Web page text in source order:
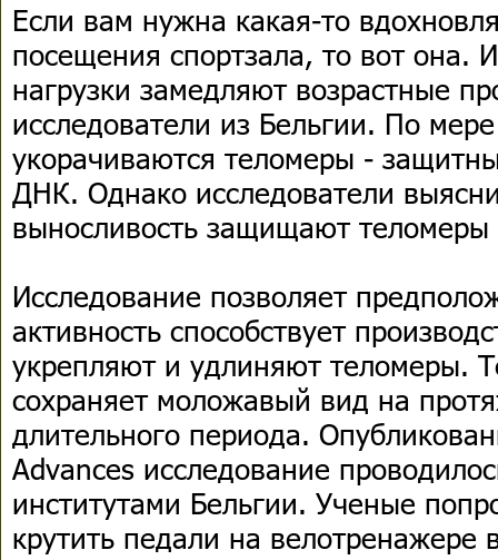
Если вам нужна какая-то
посещения спортзала, то вот она.
нагрузки замедляют возрастные
исследователи из Бельгии. По
укорачиваются теломеры -
ДНК. Однако исследователи
выносливость защищают теломеры
Исследование позволяет
активность способствует
укрепляют и удлиняют теломеры.
сохраняет моложавый вид на
длительного периода.
Advances исследование
институтами Бельгии. Ученые
крутить педали на велотренажере